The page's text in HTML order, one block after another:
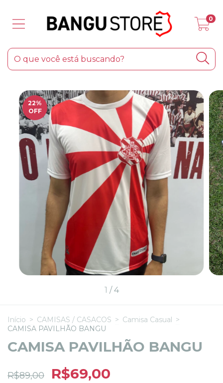
0
22%
OFF
1 / 4
Início > CAMISAS / CASACOS > Camisa Casual
>
CAMISA PAVILHÃO BANGU
CAMISA PAVILHÃO BANGU
R$89,00 R$69,00